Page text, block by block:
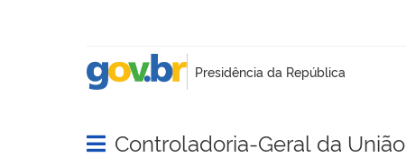
Abrir menu principal de navegação
Controladoria-Geral da União